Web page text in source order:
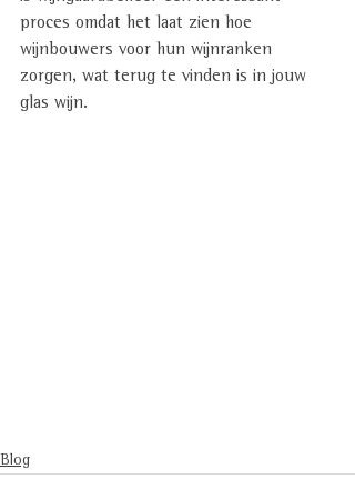
proces omdat het laat zien hoe
wijnbouwers voor hun wijnranken
zorgen, wat terug te vinden is in jouw
glas wijn.
Blog